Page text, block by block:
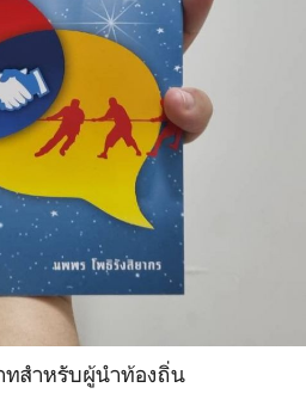
ทสำหรับผู้นำท้องถิ่น